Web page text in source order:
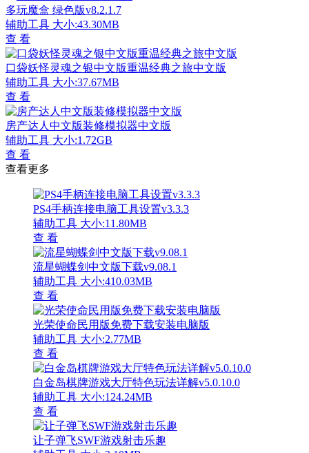
多玩魔盒 绿色版v8.2.1.7
辅助工具 大小:43.30MB
查 看
口袋妖怪灵魂之银中文版重温经典之旅中文版
辅助工具 大小:37.67MB
查 看
房产达人中文版装修模拟器中文版
辅助工具 大小:1.72GB
查 看
查看更多
PS4手柄连接电脑工具设置v3.3.3
辅助工具 大小:11.80MB
查 看
流星蝴蝶剑中文版下载v9.08.1
辅助工具 大小:410.03MB
查 看
光荣使命民用版免费下载安装电脑版
辅助工具 大小:2.77MB
查 看
白金岛棋牌游戏大厅特色玩法详解v5.0.10.0
辅助工具 大小:124.24MB
查 看
让子弹飞SWF游戏射击乐趣